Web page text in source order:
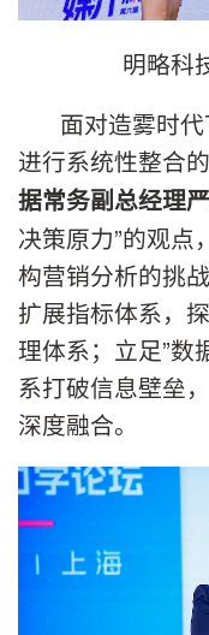
明略科
面对造雾时
进行系统性整合
据常务副总经理
决策原力”的观点
构营销分析的挑
扩展指标体系，
理体系；立足”数
系打破信息壁垒
深度融合。